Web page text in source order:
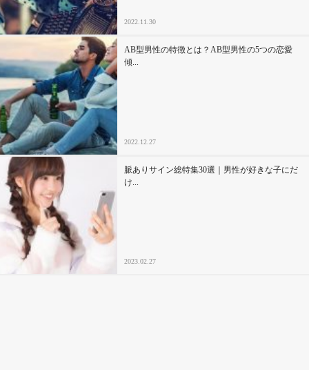
2022.11.30
AB型男性の特徴とは？AB型男性の5つの恋愛
傾...
2022.12.27
脈ありサイン総特集30選｜男性が好きな子にだ
け...
2023.02.27